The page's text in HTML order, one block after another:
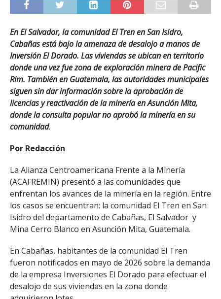
En El Salvador, la comunidad El Tren en San Isidro,
Cabañas está bajo la amenaza de desalojo a manos de
Inversión El Dorado. Las viviendas se ubican en territorio
donde una vez fue zona de exploración minera de Pacific
Rim. También en Guatemala, las autoridades municipales
siguen sin dar información sobre la aprobación de
licencias y reactivación de la minería en Asunción Mita,
donde la consulta popular no aprobó la minería en su
comunidad.
Por Redacción
La Alianza Centroamericana Frente a la Minería
(ACAFREMIN) presentó a las comunidades que
enfrentan los avances de la minería en la región. Entre
los casos se encuentran: la comunidad El Tren en San
Isidro del departamento de Cabañas, El Salvador y
Mina Cerro Blanco en Asunción Mita, Guatemala.
En Cabañas, habitantes de la comunidad El Tren
fueron notificados en mayo de 2026 sobre la demanda
de la empresa Inversiones El Dorado para efectuar el
desalojo de sus viviendas en la zona donde